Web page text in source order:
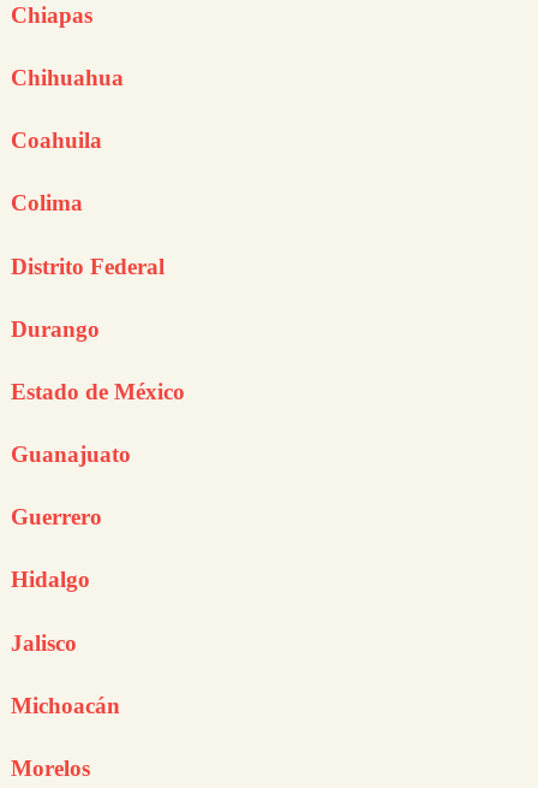
Chiapas
Chihuahua
Coahuila
Colima
Distrito Federal
Durango
Estado de México
Guanajuato
Guerrero
Hidalgo
Jalisco
Michoacán
Morelos